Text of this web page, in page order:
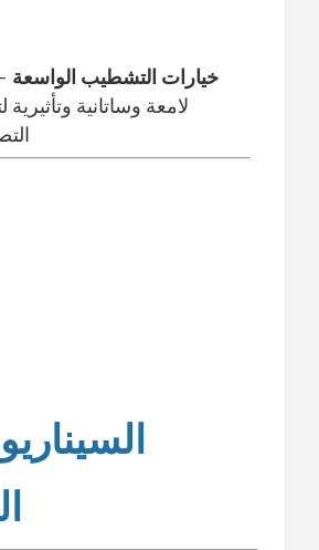
خيارات التشطيب الواسعة
لامعة وساتانية وتأثيرية